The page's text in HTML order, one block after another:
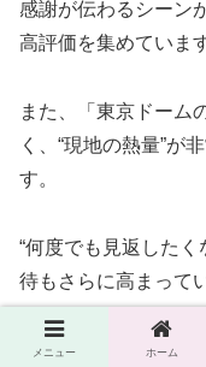
感謝が伝わるシーン
高評価を集めていま
また、「東京ドーム
く、“現地の熱量”が
す。
“何度でも見返した
待もさらに高まって
メニュー ホーム